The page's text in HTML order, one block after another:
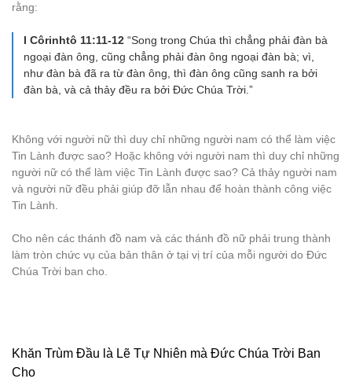
rằng:
I Côrinhtô 11:11-12 “Song trong Chúa thì chẳng phải đàn bà
ngoại đàn ông, cũng chẳng phải đàn ông ngoại đàn bà; vì,
như đàn bà đã ra từ đàn ông, thì đàn ông cũng sanh ra bởi
đàn bà, và cả thảy đều ra bởi Đức Chúa Trời.”
Không với người nữ thì duy chỉ những người nam có thể làm việc
Tin Lành được sao? Hoặc không với người nam thì duy chỉ những
người nữ có thể làm việc Tin Lành được sao? Cả thảy người nam
và người nữ đều phải giúp đỡ lẫn nhau để hoàn thành công việc
Tin Lành.
Cho nên các thánh đồ nam và các thánh đồ nữ phải trung thành
làm tròn chức vụ của bản thân ở tại vị trí của mỗi người do Đức
Chúa Trời ban cho.
Khăn Trùm Đầu là Lẽ Tự Nhiên mà Đức Chúa Trời Ban
Cho